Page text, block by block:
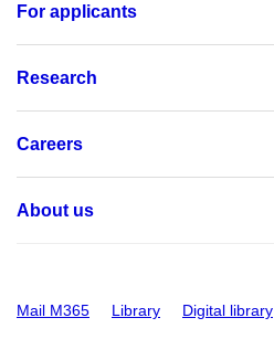
For applicants
Research
Careers
About us
Mail M365 Library Digital library